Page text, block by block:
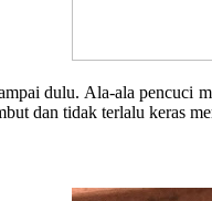
dulu. Ala-ala pencuci
dan tidak terlalu keras